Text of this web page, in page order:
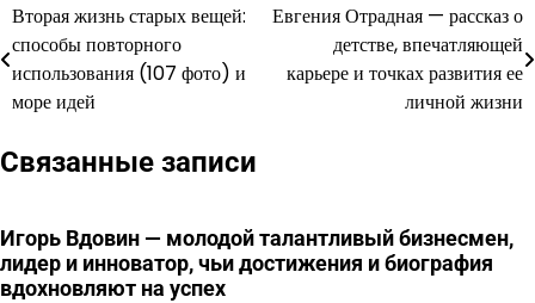
Навигация
по
записям
Вторая жизнь старых вещей:
способы повторного
использования (107 фото) и
море идей
Евгения Отрадная — рассказ о
детстве, впечатляющей
карьере и точках развития ее
личной жизни
Связанные записи
Игорь Вдовин — молодой талантливый бизнесмен,
лидер и инноватор, чьи достижения и биография
вдохновляют на успех